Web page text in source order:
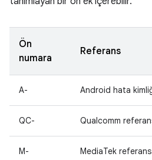
Ön
numara
Referans
A- Android hata
QC- Qualcomm
M- MediaTek referans